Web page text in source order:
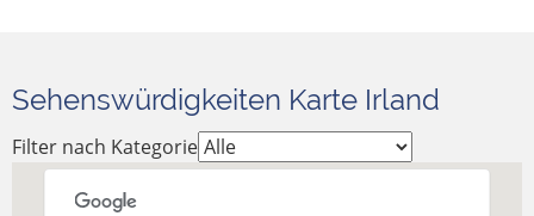
Sehenswürdigkeiten Karte Irland
Filter nach Kategorie